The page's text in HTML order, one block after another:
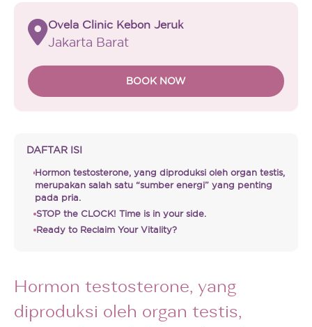
Ovela Clinic Kebon Jeruk
Jakarta Barat
BOOK NOW
DAFTAR ISI
Hormon testosterone, yang diproduksi oleh organ testis,
merupakan salah satu “sumber energi” yang penting
pada pria.
STOP the CLOCK! Time is in your side.
Ready to Reclaim Your Vitality?
Hormon testosterone, yang
diproduksi oleh organ testis,